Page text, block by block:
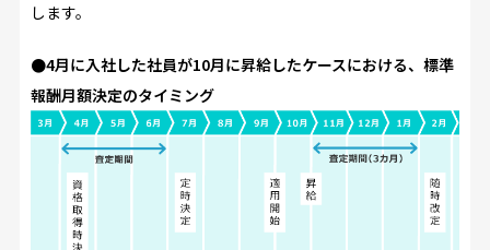
します。
●4月に入社した社員が10月に昇給したケースにおける、標準
報酬月額決定のタイミング